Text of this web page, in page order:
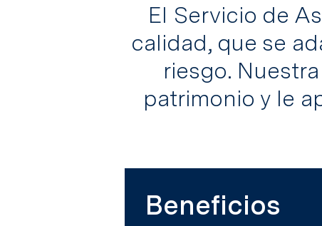
Administración de Portafolios
El Servicio de
calidad, que se
riesgo.
patrimonio y le
Beneficios